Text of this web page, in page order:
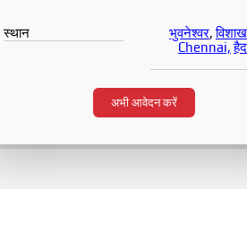
स्थान भुवनेश्वर,
Chennai,
अभी आवेदन करें